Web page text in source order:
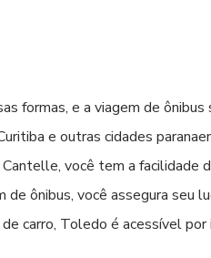
formas, e a viagem de
e outras cidades
você tem a facilidade
ônibus, você assegura seu
carro, Toledo é acessível